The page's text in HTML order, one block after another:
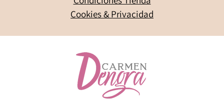
Cookies & Privacidad